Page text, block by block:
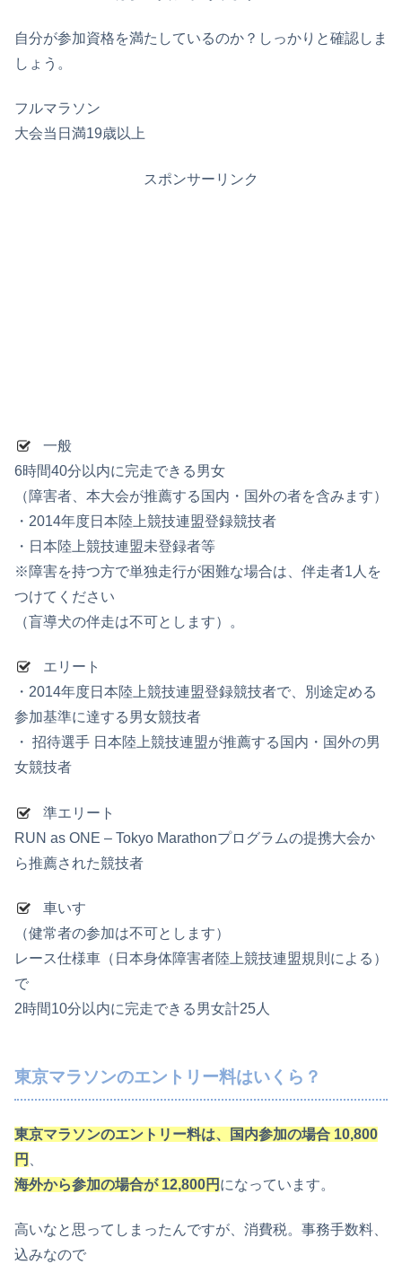
自分が参加資格を満たしているのか？しっかりと確認しま
しょう。
フルマラソン
大会当日満19歳以上
スポンサーリンク
一般
6時間40分以内に完走できる男女
（障害者、本大会が推薦する国内・国外の者を含みます）
・2014年度日本陸上競技連盟登録競技者
・日本陸上競技連盟未登録者等
※障害を持つ方で単独走行が困難な場合は、伴走者1人を
つけてください
（盲導犬の伴走は不可とします）。
エリート
・2014年度日本陸上競技連盟登録競技者で、別途定める
参加基準に達する男女競技者
・ 招待選手 日本陸上競技連盟が推薦する国内・国外の男
女競技者
準エリート
RUN as ONE – Tokyo Marathonプログラムの提携大会か
ら推薦された競技者
車いす
（健常者の参加は不可とします）
レース仕様車（日本身体障害者陸上競技連盟規則による）
で
2時間10分以内に完走できる男女計25人
東京マラソンのエントリー料はいくら？
東京マラソンのエントリー料は、国内参加の場合 10,800
円
海外から参加の場合が 12,800円 になっています。
高いなと思ってしまったんですが、消費税。事務手数料、
込みなので